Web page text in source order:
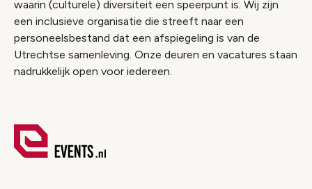
waarin (culturele) diversiteit een speerpunt is. Wij zijn
een inclusieve organisatie die streeft naar een
personeelsbestand dat een afspiegeling is van de
Utrechtse samenleving. Onze deuren en vacatures staan
nadrukkelijk open voor iedereen.